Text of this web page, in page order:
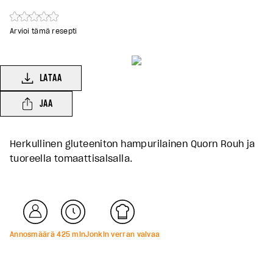
Arvioi tämä resepti
LATAA
JAA
Herkullinen gluteeniton hampurilainen Quorn Rouh ja
tuoreella tomaattisalsalla.
Annosmäärä425 minJonkin verran vaivaa